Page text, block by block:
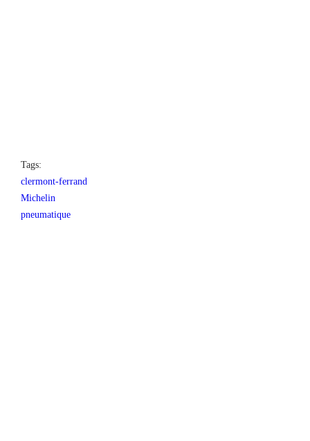
Tags:
clermont-ferrand
Michelin
pneumatique